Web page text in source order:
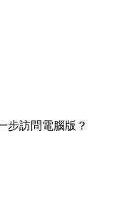
步訪問電腦版？